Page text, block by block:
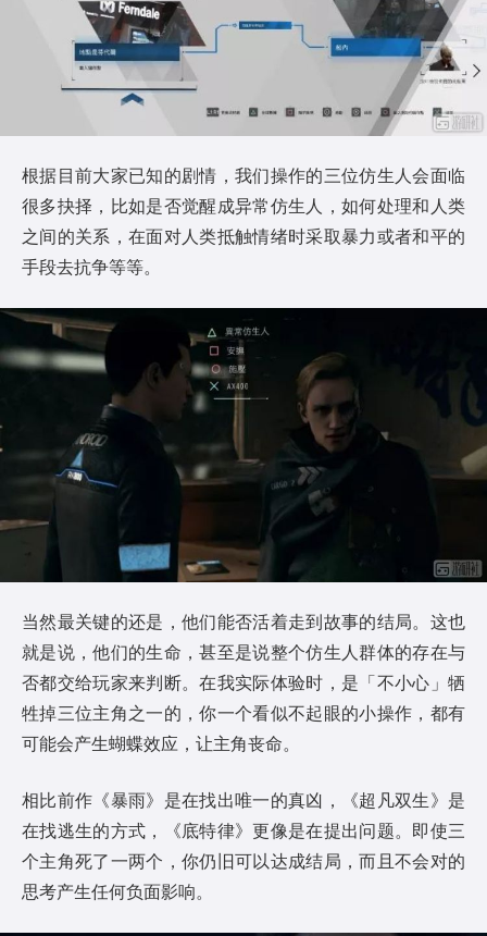
根据目前大家已知的剧情，我们操作的三位仿生人会面临
很多抉择，比如是否觉醒成异常仿生人，如何处理和人类
之间的关系，在面对人类抵触情绪时采取暴力或者和平的
手段去抗争等等。
当然最关键的还是，他们能否活着走到故事的结局。这也
就是说，他们的生命，甚至是说整个仿生人群体的存在与
否都交给玩家来判断。在我实际体验时，是「不小心」牺
牲掉三位主角之一的，你一个看似不起眼的小操作，都有
可能会产生蝴蝶效应，让主角丧命。
相比前作《暴雨》是在找出唯一的真凶，《超凡双生》是
在找逃生的方式，《底特律》更像是在提出问题。即使三
个主角死了一两个，你仍旧可以达成结局，而且不会对的
思考产生任何负面影响。